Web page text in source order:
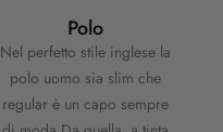
Polo
Nel perfetto stile inglese la
polo uomo sia slim che
regular è un capo sempre